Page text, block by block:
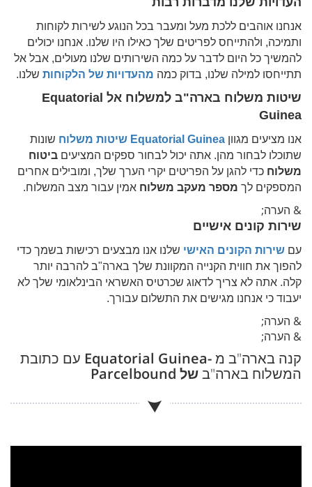
אנחנו אוהבים ללכת מעל ומעבר בכל הנוגע לשירות לקוחות
ותמיכה, ולהתייחס לפריטים שלך כאילו היו שלנו. אנחנו יכולים
להמשיך כל היום לדבר על כמה השירותים שלנו מעולים, אבל אל
תתייחסו למילה שלנו, בדוק כמה מהעדויות של הלקוחות שלנו.
שיטות משלוח בארה"ב למשלוח אל Equatorial
Guinea
אנו מציעים מגוון Equatorial Guinea שיטות משלוח שונות
שתוכלו לבחור מהן. אתה יכול לבחור ספקים המציעים ביטוח
משלוח כדי להגן על הפריטים יקרי הערך שלך, ומובילים אחרים
המספקים לך מספר מעקב משלוח אמין עבור מצב המשלוח.
& הערה;
שירות קונים אישיים
עם שירות הקונים האישי שלנו אנו מבצעים רכישות בשמך כדי
להפוך את חווית הקנייה המקוונת שלך בארה"ב להרבה יותר
קלה. אתה לא צריך לדאוג שכרטיס האשראי הבינלאומי שלך לא
יעבוד כי אנחנו מגישים את התשלום עבורך.
& הערה;
& הערה;
קנה בארה"ב מ-Equatorial Guinea
עם כתובת
המשלוח בארה"בשל Parcelbound